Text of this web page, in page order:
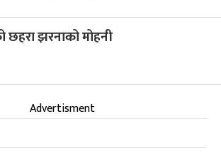
झरनाको मोहनी
Advertisment